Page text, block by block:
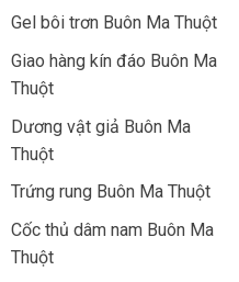
Gel bôi trơn Buôn Ma Thuột
Giao hàng kín đáo Buôn Ma
Thuột
Dương vật giả Buôn Ma
Thuột
Trứng rung Buôn Ma Thuột
Cốc thủ dâm nam Buôn Ma
Thuột